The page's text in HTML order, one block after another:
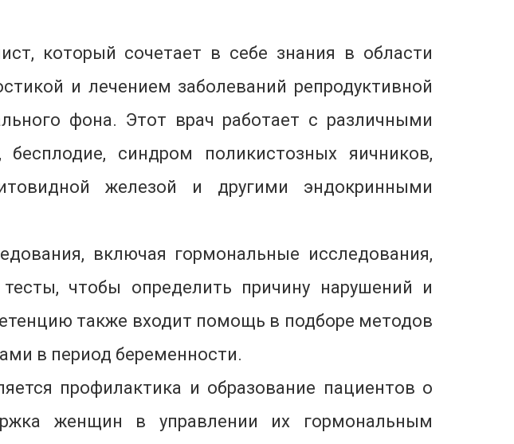
который сочетает в себе знания в области
и лечением заболеваний репродуктивной
фона. Этот врач работает с различными
синдром поликистозных яичников,
железой и другими эндокринными
включая гормональные исследования,
чтобы определить причину нарушений и
также входит помощь в подборе методов
в период беременности.
профилактика и образование пациентов о
женщин в управлении их гормональным